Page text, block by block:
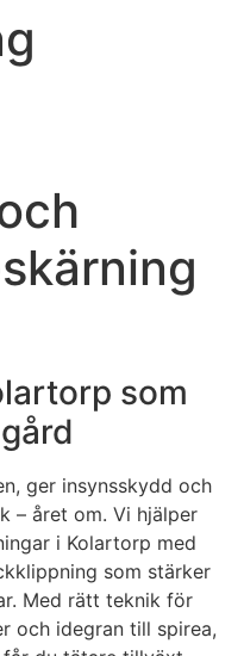
som
ger insynsskydd och
– året om. Vi hjälper
i Kolartorp med
som stärker
Med rätt teknik för
och idegran till spirea,